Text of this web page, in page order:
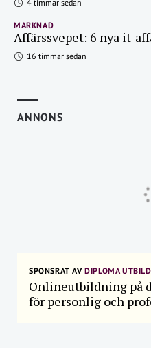
4 timmar sedan
MARKNAD
Affärssvepet: 6 nya it-
16 timmar sedan
ANNONS
SPONSRAT AVDIPLOMA
Onlineutbildning på
för personlig och